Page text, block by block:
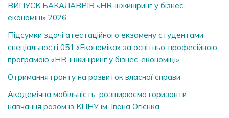
ВИПУСК БАКАЛАВРІВ «HR-інжиніринг у бізнес-
економіці» 2026
Підсумки здачі атестаційного екзамену студентами
спеціальності 051 «Економіка» за освітньо-професійною
програмою «HR-інжиніринг у бізнес-економіці»
Отримання гранту на розвиток власної справи
Академічна мобільність: розширюємо горизонти
навчання разом із КПНУ ім. Івана Огієнка